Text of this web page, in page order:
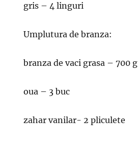
gris – 4 linguri
Umplutura de branza:
branza de vaci grasa – 700 g
oua – 3 buc
zahar vanilar- 2 pliculete